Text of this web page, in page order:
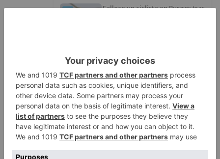
Fallece un ciclista en Burgos tras
2
Villatoro da el primer paso para
inicio de la senda peatonal y
ciclista
3
Un hombre de 80 años resulta
herido en Burgos tras la colisión
entre un turismo y un camión